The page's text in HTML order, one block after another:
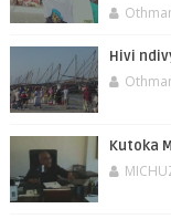
Hivi
Kutoka